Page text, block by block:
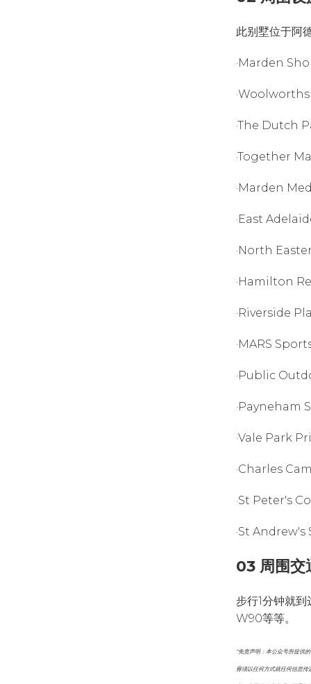
此别墅位于阿
·Marden
·The Dutch
·Together
·Marden
·East
·North
·Hamilton
·Riverside
·MARS
·Public
·Payneham
·Vale Park
·Charles
·St Peter's
·St Andrew's
03 周围交
步行1分钟就
W90等等。
*免责声明：本公众号所提供
毋须以任何方式就任何信息